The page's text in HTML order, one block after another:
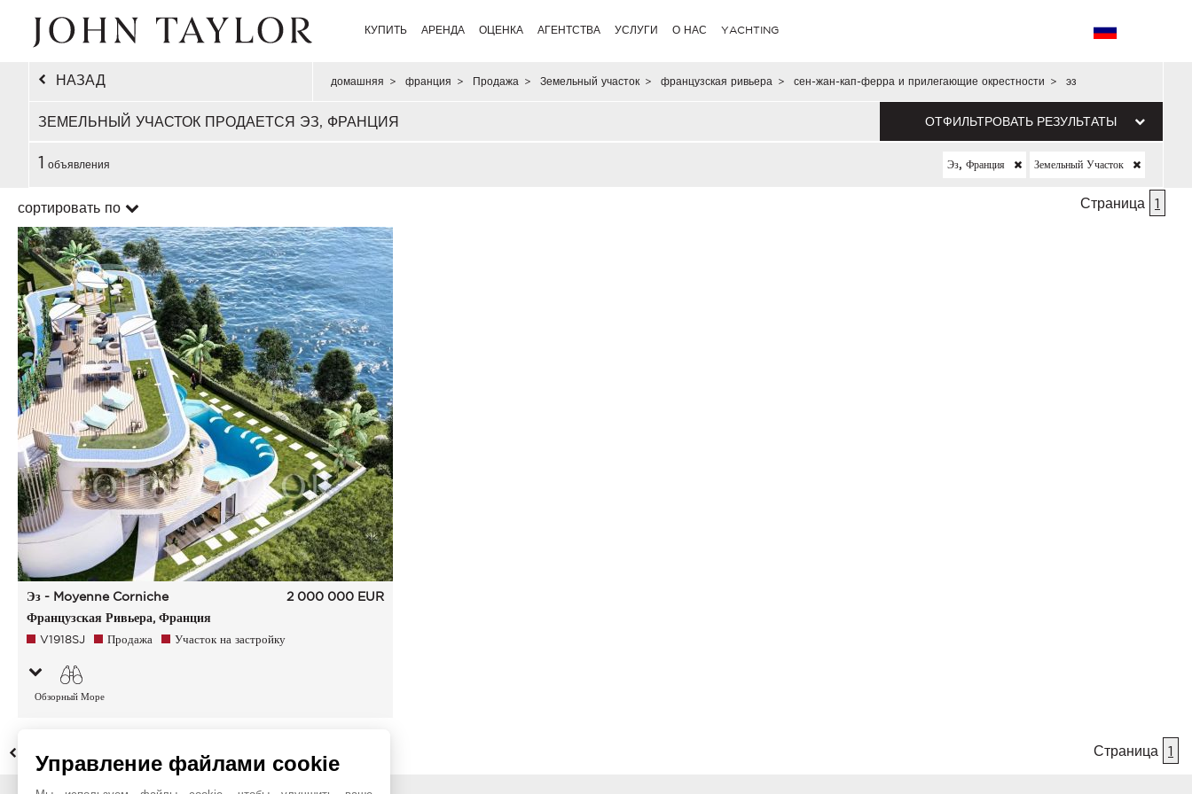
КУПИТЬ АРЕНДА ОЦЕНКА АГЕНТСТВА УСЛУГИ О НАС YACHTING
НАЗАД домашняя > франция > Продажа > Земельный участок > французская ривьера > сен-жан-кап-ферра и прилегающие окрестности > эз
ЗЕМЕЛЬНЫЙ УЧАСТОК ПРОДАЕТСЯ ЭЗ, ФРАНЦИЯ ОТФИЛЬТРОВАТЬ РЕЗУЛЬТАТЫ
1 объявления Эз, Франция Земельный Участок
сортировать по Страница 1
Эз - Moyenne Corniche
Французская Ривьера, Франция
2 000 000 EUR
V1918SJ Продажа Участок на застройку
Обзорный Море
НАЗАД Страница 1
Управление файлами cookie